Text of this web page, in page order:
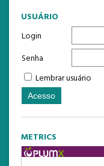
USUÁRIO
Login
Senha
Lembrar usuário
METRICS